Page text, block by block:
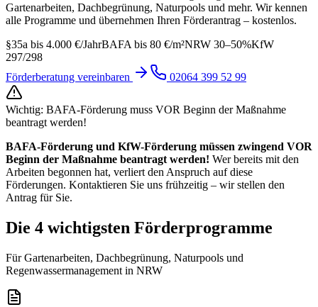
Gartenarbeiten, Dachbegrünung, Naturpools und mehr. Wir kennen
alle Programme und übernehmen Ihren Förderantrag – kostenlos.
§35a bis 4.000 €/JahrBAFA bis 80 €/m²NRW 30–50%KfW
297/298
Förderberatung vereinbaren
02064 399 52 99
Wichtig: BAFA-Förderung muss VOR Beginn der Maßnahme
beantragt werden!
BAFA-Förderung und KfW-Förderung müssen zwingend VOR
Beginn der Maßnahme beantragt werden! Wer bereits mit den
Arbeiten begonnen hat, verliert den Anspruch auf diese
Förderungen. Kontaktieren Sie uns frühzeitig – wir stellen den
Antrag für Sie.
Die 4 wichtigsten Förderprogramme
Für Gartenarbeiten, Dachbegrünung, Naturpools und
Regenwassermanagement in NRW